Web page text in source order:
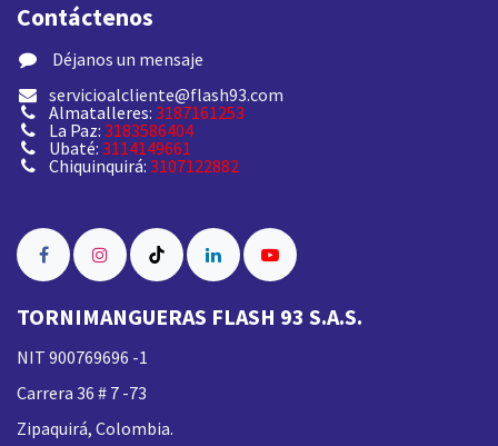
Contáctenos
​ Déjanos un mensaje
servicioalcliente@flash93.com
Almatalleres: 3187161253
La Paz: 3183586404
Ubaté: 3114149661
Chiquinquirá: 3107122882
TORNIMANGUERAS FLASH 93 S.A.S.
NIT 900769696 -1
Carrera 36 # 7 -73
Zipaquirá, Colombia.